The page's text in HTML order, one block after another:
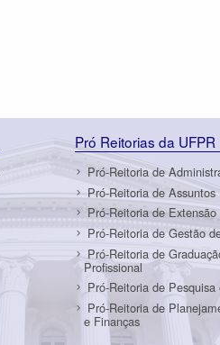
Pró Reitorias da UFPR
Pró-Reitoria de
Pró-Reitoria de
Pró-Reitoria de
Pró-Reitoria de Gestão
Pró-Reitoria de
Profissional
Pró-Reitoria de
Pró-Reitoria de
e Finanças